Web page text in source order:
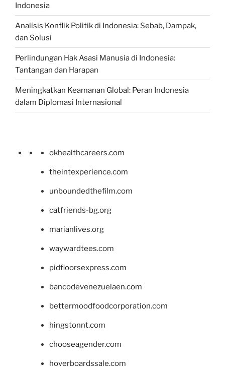
Indonesia
Analisis Konflik Politik di Indonesia: Sebab, Dampak,
dan Solusi
Perlindungan Hak Asasi Manusia di Indonesia:
Tantangan dan Harapan
Meningkatkan Keamanan Global: Peran Indonesia
dalam Diplomasi Internasional
okhealthcareers.com
theintexperience.com
unboundedthefilm.com
catfriends-bg.org
marianlives.org
waywardtees.com
pidfloorsexpress.com
bancodevenezuelaen.com
bettermoodfoodcorporation.com
hingstonnt.com
chooseagender.com
hoverboardssale.com